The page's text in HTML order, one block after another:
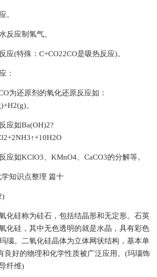
。
应制氢气。
特殊：C+CO22CO是吸热反应)。
：
还原剂的氧化还原反应如：
。
如Ba(OH)2?
KClO3、KMnO4、CaCO3的分解等。
知识点整理 篇十
硅称为硅石，包括结晶形和无定形。石英
化硅，其中无色透明的就是水晶，具有彩色
瑙。二氧化硅晶体为立体网状结构，基本单
良好的物理和化学性质被广泛应用。(玛瑙饰
纤维)